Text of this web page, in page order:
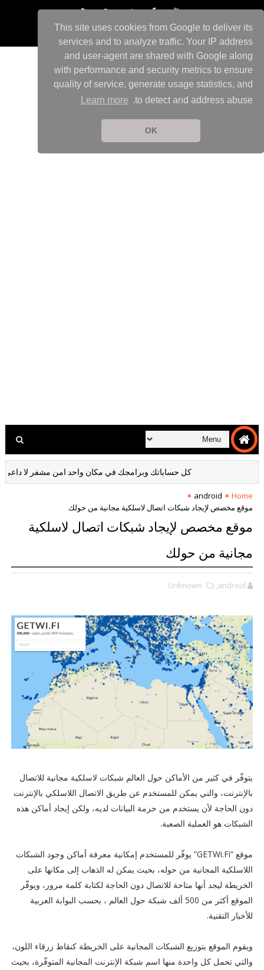
This site uses cookies from Google to deliver its
services and to analyze traffic. Your IP address
and user-agent are shared with Google along
with performance and security metrics to ensure
quality of service, generate usage statistics, and
to detect and address abuse.
Learn more
OK
كل حساباتك وبرامجك في مكان واحد امن مشفر لا داعي
Home
android
موقع مخصص لإيجاد شبكات اتصال لاسلكية مجانية من حولك
موقع مخصص لإيجاد شبكات اتصال لاسلكية
مجانية من حولك
Unknown ,android
يتوفّر في كثير من الأماكن حول العالم شبكات لاسلكية مجانية للاتصال
بالإنترنت، والتي يمكن للمستخدم عن طريق الاتصال اللاسلكي بالإنترنت
دون الحاجة لأن يستخدم من حزمة البيانات لديه، ولكن إيجاد أماكن هذه
الشبكات هو العملية الصعبة.
موقع “GETWi.Fi” يوفّر للمستخدم إمكانية معرفة أماكن وجود الشبكات
اللاسلكية المجانية من حوله، بحيث يمكن له الذهاب إلى مكانها على
الخريطة ليجد أنها متاحة للاتصال دون الحاجة لكتابة كلمة مرور، ويوفّر
الموقع أكثر من 500 ألف شبكة حول العالم ، بحسب البوابة العربية
للأخبار التقنية.
ويقوم الموقع بتوزيع الشبكات المجانية على الخريطة كنقاط زرقاء اللون،
والتي تحمل كل واحدة منها اسم شبكة الإنترنت المجانية المتوفّرة، بحيث